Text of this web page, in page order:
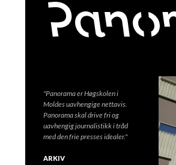
"Panorama er Høgskolen i
Moldes uavhengige nettavis.
Panorama skal drive fri og
uavhengig journalistikk i tråd
med den frie presses idealer."
ARKIV